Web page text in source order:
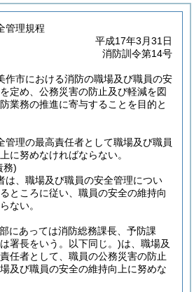
管理規程
平成17年3月31日
消防訓令第14号
作市における消防の職場及び職員の安
定め、公務災害の防止及び軽減を図
業務の推進に寄与することを目的と
管理の最高責任者として職場及び職員
に努めなければならない。
務)
は、職場及び職員の安全管理につい
ところに従い、職員の安全の維持向
ない。
にあっては消防総務課長、予防課
署長をいう。以下同じ。)は、職場及
任者として、職員の公務災害の防止
及び職員の安全の維持向上に努めな